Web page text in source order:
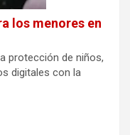
los menores en
protección de niños,
digitales con la